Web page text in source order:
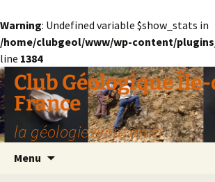
Warning: Undefined variable $show_stats in
/home/clubgeol/www/wp-content/
line 1384
Aller
au
contenu
Club Géologique
France
la géologie entre amis
Menu